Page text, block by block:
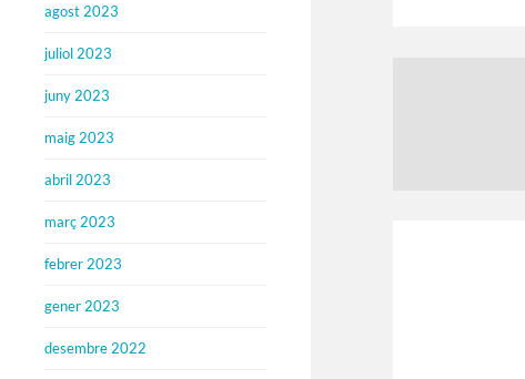
agost 2023
juliol 2023
juny 2023
maig 2023
abril 2023
març 2023
febrer 2023
gener 2023
desembre 2022